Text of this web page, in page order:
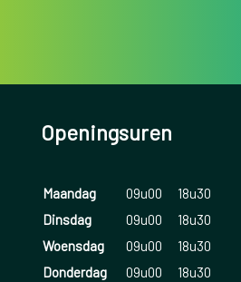
Openingsuren
Maandag 09u00
18u30
Dinsdag
09u00
18u30
Woensdag
09u00
18u30
Donderdag
09u00
18u30